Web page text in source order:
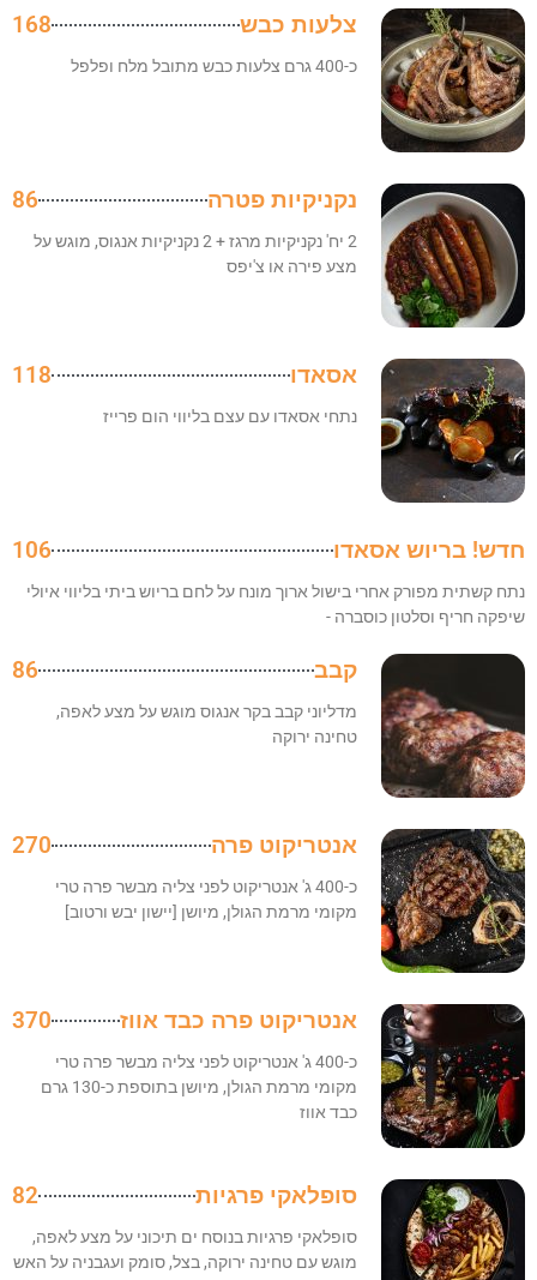
צלעות כבש 168
כ-400 גרם צלעות כבש מתובל מלח ופלפל
נקניקיות פטרה 86
2 יח' נקניקיות מרגז + 2 נקניקיות אנגוס, מוגש על
מצע פירה או צ'יפס
אסאדו 118
נתחי אסאדו עם עצם בליווי הום פרייז
חדש! בריוש אסאדו 106
נתח קשתית מפורק אחרי בישול ארוך מונח על לחם בריוש ביתי בליווי איולי
שיפקה חריף וסלטון כוסברה -
קבב 86
מדליוני קבב בקר אנגוס מוגש על מצע לאפה,
טחינה ירוקה
אנטריקוט פרה 270
כ-400 ג' אנטריקוט לפני צליה מבשר פרה טרי
מקומי מרמת הגולן, מיושן [יישון יבש ורטוב]
אנטריקוט פרה כבד אווז 370
כ-400 ג' אנטריקוט לפני צליה מבשר פרה טרי
מקומי מרמת הגולן, מיושן בתוספת כ-130 גרם
כבד אווז
סופלאקי פרגיות 82
סופלאקי פרגיות בנוסח ים תיכוני על מצע לאפה,
מוגש עם טחינה ירוקה, בצל, סומק ועגבניה על האש